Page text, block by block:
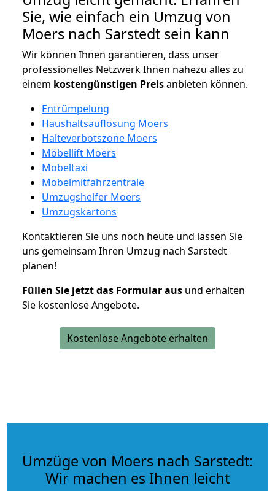
Sie, wie einfach ein Umzug von
Moers nach Sarstedt sein kann
Wir können Ihnen garantieren, dass unser
professionelles Netzwerk Ihnen nahezu alles zu
einem kostengünstigen Preisanbieten können.
Entrümpelung
Haushaltsauflösung Moers
Halteverbotszone Moers
Möbellift Moers
Möbeltaxi
Möbelmitfahrzentrale
Umzugshelfer Moers
Umzugskartons
Kontaktieren Sie uns noch heute und lassen Sie
uns gemeinsam Ihren Umzug nach Sarstedt
planen!
Füllen Sie jetzt das Formular aus und erhalten
Sie kostenlose Angebote.
Kostenlose Angebote erhalten
Umzüge von Moers nach Sarstedt:
Wir machen es Ihnen leicht